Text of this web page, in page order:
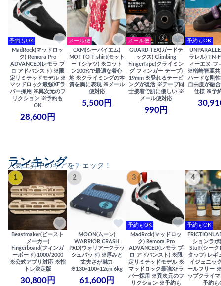
予約もOK
MadRock(マッドロッ
ク) Remora Pro
ADVANCED(レモラ プ
ロ アドバンスト) ※限
定リミテッドモデル ※
マッドロック最強XFラ
バー採用 ※異次元のフ
リクション ※予約も
OK
28,600円
メール便
CXM(シーバイエム)
MOTTO T-shirt(モット
ー Tシャツ) ※コット
ン100%で最適な着心
地 ※クライミングの本
質を胸に表現 ※メール
便対応
5,500円
メール便
GUARD-TEX(ガードテ
ックス) Climbing
FingerTape(クライミン
グ フィンガー テープ)
19mm ※登れるテーピ
ングが復活 ※テープ同
士接着で肌に優しい ※
メール便対応
990円
予約もOK
ラレル) TN-
ィーエヌ-フ
※楢崎智亜
ハードな剛
自由度が融
仕様 ※予
人気上昇中のギアをチェック！
ランキング
1
Beastmaker(ビースト
メーカー)
Fingerboard(フィンガ
ーボード) 1000/2000
※公式アプリ対応 ※指
トレ決定版
30,800円
2
MOON(ムーン)
WARRIOR CRASH
PAD(ウォリアークラッ
シュパッド) ※厚みと
丈夫さが魅力
※130×100×12cm 6kg
61,600円
3
予約もOK
MadRock(マッドロッ
ク) Remora Pro
ADVANCED(レモラ プ
ロ アドバンスト) ※限
定リミテッドモデル ※
マッドロック最強XFラ
バー採用 ※異次元のフ
リクション ※予約も
4
予約もOK
ションラボ
Stuff(シーク
タッフ) レギ
イジェニッ
ールフリー
ップクライ
予約も